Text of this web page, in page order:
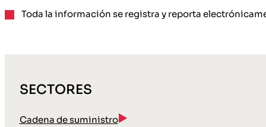
Toda la información se registra y reporta
SECTORES
Cadena de suministro